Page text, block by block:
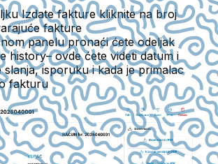
Izdate fakture kliknite na broj
fakture
panelu pronaći ćete odeljak
history– ovde ćete videti datum i
slanja, isporuku i kada je primalac
fakturu